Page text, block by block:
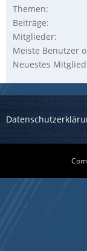
Themen
Beiträge
Mitglieder
Meiste Benutzer
Neuestes Mitglied